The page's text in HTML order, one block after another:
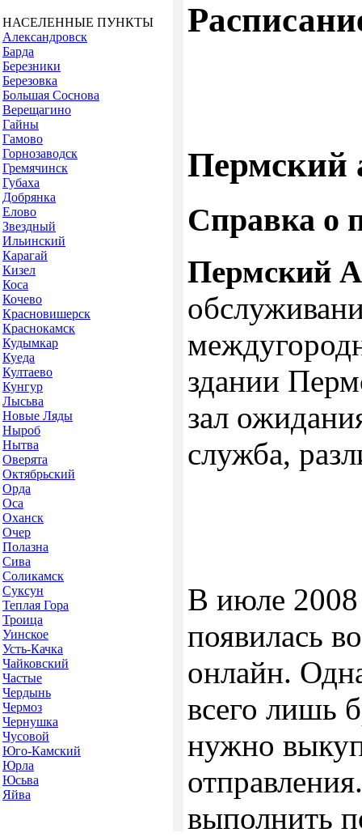
НАСЕЛЕННЫЕ ПУНКТЫ
Александровск
Барда
Березники
Березовка
Большая Соснова
Верещагино
Гайны
Гамово
Горнозаводск
Гремячинск
Губаха
Добрянка
Елово
Звездный
Ильинский
Карагай
Кизел
Коса
Кочево
Красновишерск
Краснокамск
Кудымкар
Куеда
Култаево
Кунгур
Лысьва
Новые Ляды
Ныроб
Нытва
Оверята
Октябрьский
Орда
Оса
Оханск
Очер
Полазна
Сива
Соликамск
Суксун
Теплая Гора
Троица
Уинское
Усть-Качка
Чайковский
Частые
Чердынь
Чермоз
Чернушка
Чусовой
Юго-Камский
Юрла
Юсьва
Яйва
Пермский
Справка о
Пермский
здании
зал
служба,
В июле 2008
появилась
онлайн.
всего лишь
нужно
выполнить